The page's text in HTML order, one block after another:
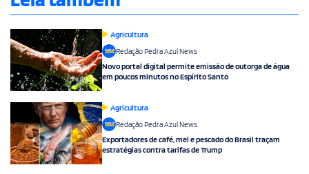
Agricultura
Redação Pedra Azul News
Novo portal digital permite emissão de outorga de água
em poucos minutos no Espírito Santo
Agricultura
Redação Pedra Azul News
Exportadores de café, mel e pescado do Brasil traçam
estratégias contra tarifas de Trump